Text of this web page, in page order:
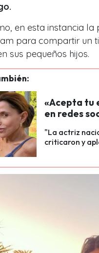
en esta instancia la
para compartir un
sus pequeños hijos.
«Acepta tu
en redes
"La actriz
criticaron y